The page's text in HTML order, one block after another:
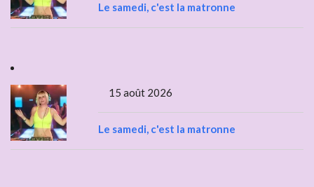
Le samedi, c'est la matronne
15 août 2026
Le samedi, c'est la matronne